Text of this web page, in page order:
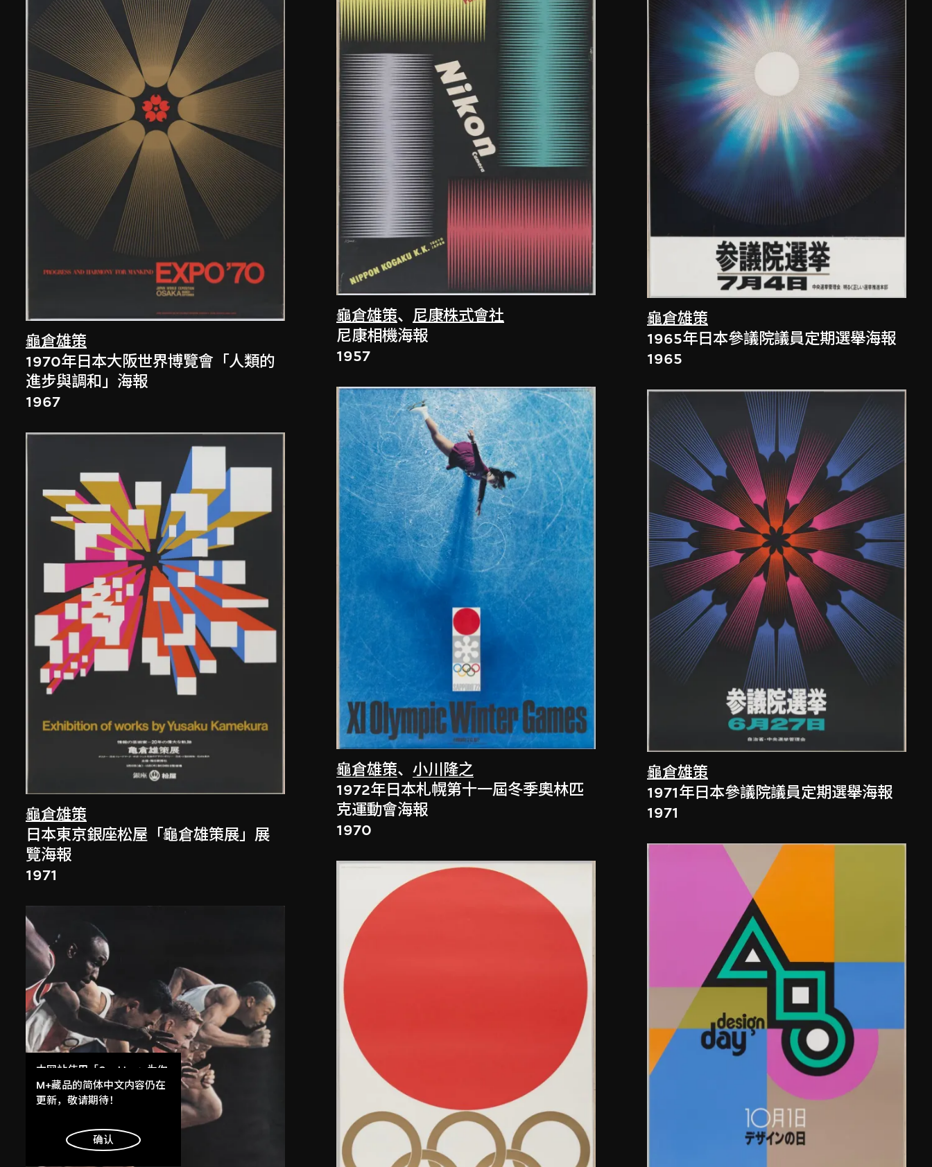
龜倉雄策
1970年日本大阪世界博覽會「人類的
進步與調和」海報
1967
龜倉雄策
日本東京銀座松屋「龜倉雄策展」展
覽海報
1971
龜倉雄策、 尼康株式會社
尼康相機海報
1957
龜倉雄策、小川隆之
1972年日本札幌第十一屆冬季奧林匹
克運動會海報
1970
龜倉雄策
1965年日本參議院議員定期選舉海報
1965
龜倉雄策
1971年日本參議院議員定期選舉海報
1971
本网站使用「Cookies」为你
提供最好的网站体验。
了解更多
明白
M+藏品的简体中文内容仍在
更新，敬请期待！
确认